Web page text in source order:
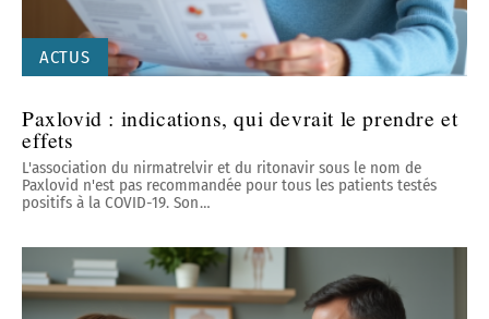
ACTUS
Paxlovid : indications, qui devrait le prendre et
effets
L'association du nirmatrelvir et du ritonavir sous le nom de
Paxlovid n'est pas recommandée pour tous les patients testés
positifs à la COVID-19. Son…